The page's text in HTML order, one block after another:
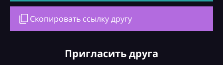
Скопировать ссылку другу
Пригласить друга